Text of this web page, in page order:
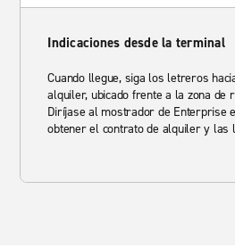
Indicaciones desde la terminal
Cuando llegue, siga los letreros
alquiler, ubicado frente a la zona de
Diríjase al mostrador de Enterprise
obtener el contrato de alquiler y las